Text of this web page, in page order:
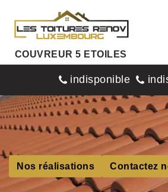
COUVREUR 5 ETOILES
indisponible
Nos réalisations Contactez